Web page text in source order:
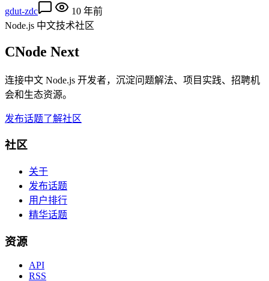
gdut-zdc
10 年前
Node.js 中文技术社区
CNode Next
连接中文 Node.js 开发者，沉淀问题解法、项目实践、招聘机
会和生态资源。
发布话题了解社区
社区
关于
发布话题
用户排行
精华话题
资源
API
RSS